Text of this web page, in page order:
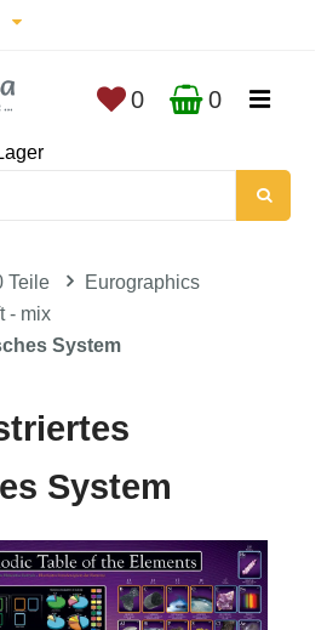
0 0
Teile
Eurographics
- mix
System
System